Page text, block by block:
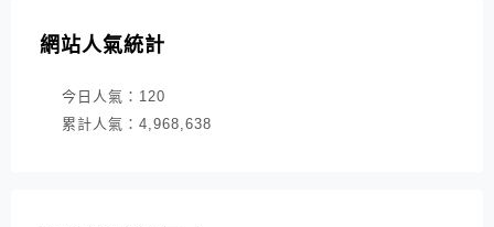
網站人氣統計
今日人氣： 120
累計人氣： 4,968,638